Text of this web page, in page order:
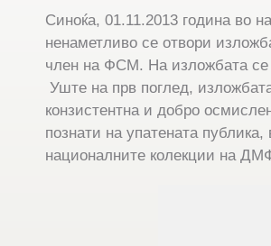
Синоќа, 01.11.2013 година во
ненаметливо се отвори
член на ФСМ. На изложбата
Уште на прв поглед,
конзистентна и добро
познати на упатената
националните колекции на